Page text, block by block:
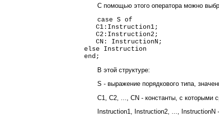
С помощью этого оператора можно
case S of
C1:Instruction1;
C2:Instruction2;
CN: InstructionN;
else Instruction
end;
В этой структуре:
S - выражение порядкового типа,
C1, C2, ..., CN - константы, с которыми
Instruction1, Instruction2, ..., InstructionN